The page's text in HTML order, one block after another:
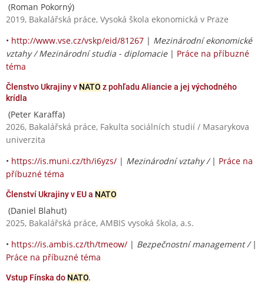
(Roman Pokorný)
2019, Bakalářská práce, Vysoká škola ekonomická v Praze
• http://www.vse.cz/vskp/eid/81267 | Mezinárodní ekonomické
vztahy / Mezinárodní studia - diplomacie| Práce na příbuzné
téma
Členstvo Ukrajiny v NATO z pohľadu Aliancie a jej východného
krídla
(Peter Karaffa)
2026, Bakalářská práce, Fakulta sociálních studií / Masarykova
univerzita
• https://is.muni.cz/th/i6yzs/ | Mezinárodní vztahy / | Práce na
příbuzné téma
Členství Ukrajiny v EU a NATO
(Daniel Blahut)
2025, Bakalářská práce, AMBIS vysoká škola, a.s.
• https://is.ambis.cz/th/tmeow/ | Bezpečnostní management / |
Práce na příbuzné téma
Vstup Fínska do NATO.